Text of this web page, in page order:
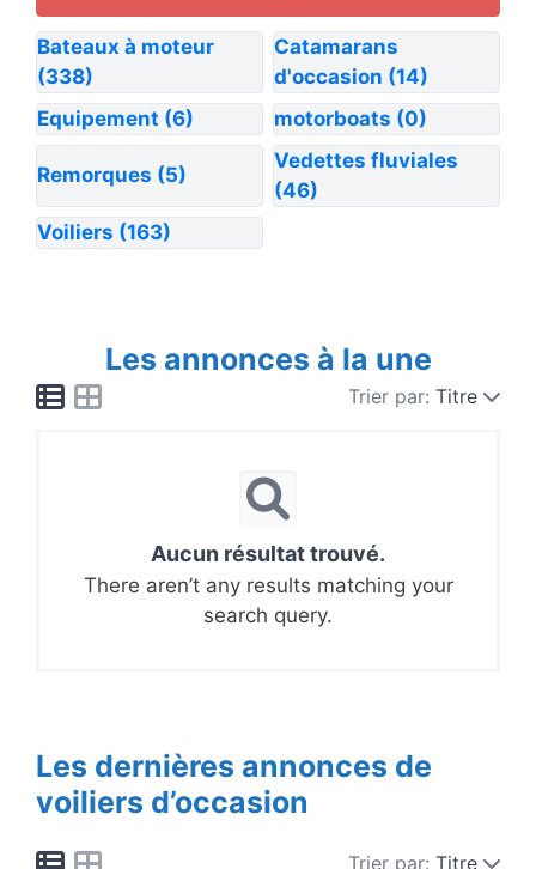
Bateaux à moteur
(338)
Catamarans
d'occasion (14)
Equipement (6) motorboats (0)
Remorques (5)
Vedettes fluviales
(46)
Voiliers (163)
Les annonces à la une
Trier par: Titre
Aucun résultat trouvé.
There aren’t any results matching your
search query.
Les dernières annonces de
voiliers d’occasion
Trier par: Titre